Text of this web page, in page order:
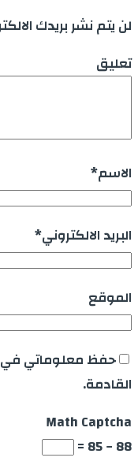
لن يتم نشر بريدك
تعليق
الاسم*
البريد الالكتروني*
الموقع
حفظ معلوماتي في
القادمة.
Math Captcha
88 − 85 =